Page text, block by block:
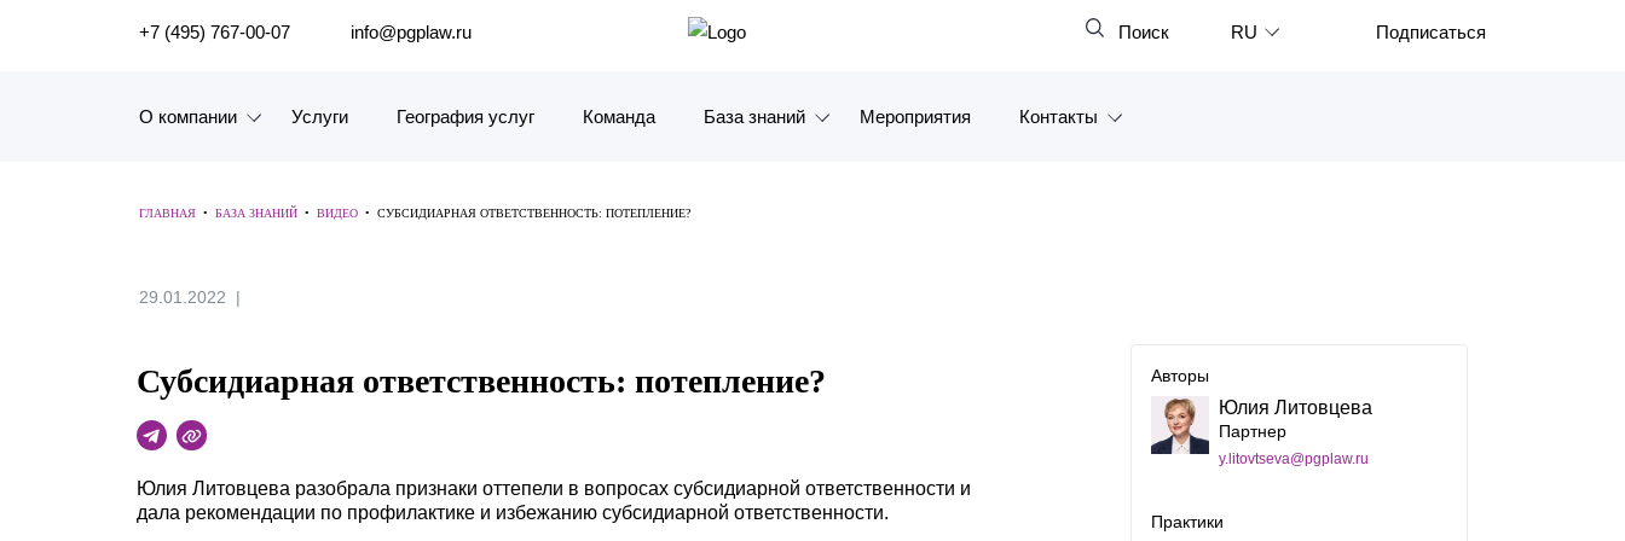
ПОИСК ПО САЙТУ Закрыть
+7 (495) 767-00-07 info@pgplaw.ru Поиск RU
日本語
Português
Подписаться
О компании
Наш опыт
Новости
История компании
Услуги География услуг Команда База знаний
Антикризисный инфопортал
Мероприятия Контакты
ГЛАВНАЯ • БАЗА ЗНАНИЙ • ВИДЕО • СУБСИДИАРНАЯ ОТВЕТСТВЕННОСТЬ: ПОТЕПЛЕНИЕ?
29.01.2022
Субсидиарная ответственность: потепление?
Юлия Литовцева разобрала признаки оттепели в вопросах субсидиарной ответственности и
дала рекомендации по профилактике и избежанию субсидиарной ответственности.
Авторы
Юлия Литовцева
Партнер
y.litovtseva@pgplaw.ru
Практики